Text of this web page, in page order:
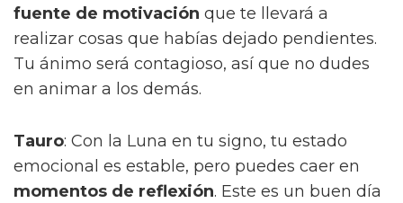
fuente de motivación que te llevará a
realizar cosas que habías dejado pendientes.
Tu ánimo será contagioso, así que no dudes
en animar a los demás.
Tauro: Con la Luna en tu signo, tu estado
emocional es estable, pero puedes caer en
momentos de reflexión. Este es un buen día